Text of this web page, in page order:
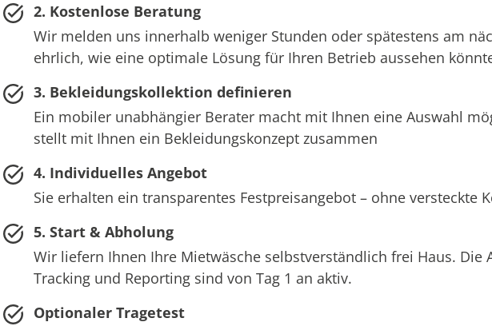
2. Kostenlose Beratung
Wir melden uns innerhalb weniger Stunden oder spätestens am
ehrlich, wie eine optimale Lösung für Ihren Betrieb aussehen
3. Bekleidungskollektion definieren
Ein mobiler unabhängier Berater macht mit Ihnen eine Auswahl
stellt mit Ihnen ein Bekleidungskonzept zusammen
4. Individuelles Angebot
Sie erhalten ein transparentes Festpreisangebot – ohne versteckte
5. Start & Abholung
Wir liefern Ihnen Ihre Mietwäsche selbstverständlich frei Haus. Die
Tracking und Reporting sind von Tag 1 an aktiv.
Optionaler Tragetest